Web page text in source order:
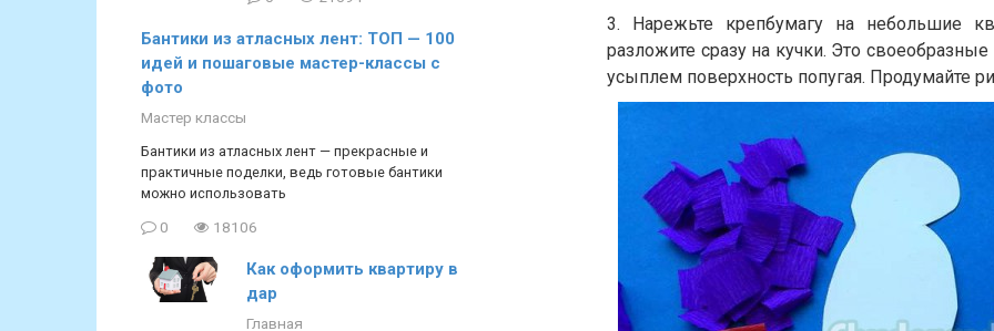
3. Нарежьте крепбумагу на небольшие
разложите сразу на кучки. Это
усыплем поверхность попугая. Продумайте
Бантики из атласных лент: ТОП — 100
идей и пошаговые мастер-классы с
фото
Мастер классы
Бантики из атласных лент — прекрасные и
практичные поделки, ведь готовые бантики
можно использовать
0 18106
Как оформить квартиру в
дар
Главная